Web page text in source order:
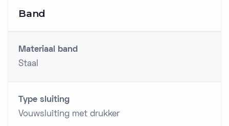
Band
Materiaal band
Staal
Type sluiting
Vouwsluiting met drukker